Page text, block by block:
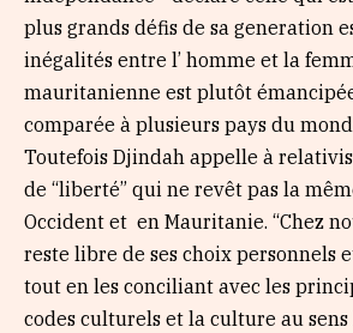
plus grands défis de sa generation
inégalités entre l’ homme et la
mauritanienne est plutôt
comparée à plusieurs pays du
Toutefois Djindah appelle à
de “liberté” qui ne revêt pas la
Occident et en Mauritanie. “Chez
reste libre de ses choix personnels
tout en les conciliant avec les
codes culturels et la culture au sens